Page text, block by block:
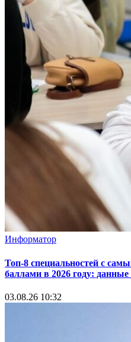
Информатор
Топ-8 специальностей с
баллами в 2026 году:
03.08.26 10:32